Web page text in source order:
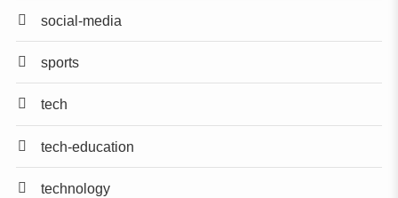
social-media
sports
tech
tech-education
technology